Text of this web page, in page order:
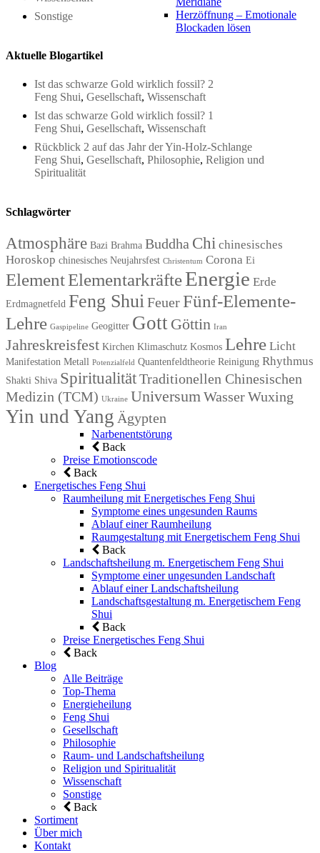
Sonstige
Aktuelle Blogartikel
Ist das schwarze Gold wirklich fossil? 2
Feng Shui, Gesellschaft, Wissenschaft
Ist das schwarze Gold wirklich fossil? 1
Feng Shui, Gesellschaft, Wissenschaft
Rückblick 2 auf das Jahr der Yin-Holz-Schlange
Feng Shui, Gesellschaft, Philosophie, Religion und
Spiritualität
Schlagwörter
Atmosphäre Bazi Brahma Buddha Chi chinesisches
Horoskop chinesisches Neujahrsfest Christentum Corona Ei
ElementElementarkräfteEnergie Erde
Erdmagnetfeld Feng ShuiFeuerFünf-Elemente-
Lehre Gaspipeline Geogitter Gott Göttin Iran
Jahreskreisfest Kirchen Klimaschutz Kosmos Lehre Licht
Manifestation Metall Potenzialfeld Quantenfeldtheorie Reinigung Rhythmus
Shakti Shiva SpiritualitätTraditionellen Chinesischen
Medizin (TCM) Ukraine UniversumWasserWuxing
Yin und Yang Ägypten
Herzöffnung – Emotionale
Blockaden lösen
Narbenentstörung
Back
Preise Emotionscode
Back
Energetisches Feng Shui
Raumheilung mit Energetisches Feng Shui
Symptome eines ungesunden Raums
Ablauf einer Raumheilung
Raumgestaltung mit Energetischem Feng Shui
Back
Landschaftsheilung m. Energetischem Feng Shui
Symptome einer ungesunden Landschaft
Ablauf einer Landschaftsheilung
Landschaftsgestaltung m. Energetischem Feng
Shui
Back
Preise Energetisches Feng Shui
Back
Blog
Alle Beiträge
Top-Thema
Energieheilung
Feng Shui
Gesellschaft
Philosophie
Raum- und Landschaftsheilung
Religion und Spiritualität
Wissenschaft
Sonstige
Back
Sortiment
Über mich
Kontakt